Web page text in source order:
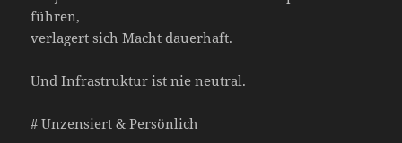
führen,
verlagert sich Macht dauerhaft.
Und Infrastruktur ist nie neutral.
# Unzensiert & Persönlich